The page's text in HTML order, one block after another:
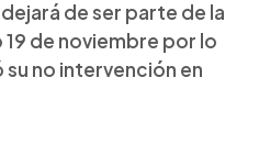
de ser parte de la
de noviembre por lo
su no intervención en